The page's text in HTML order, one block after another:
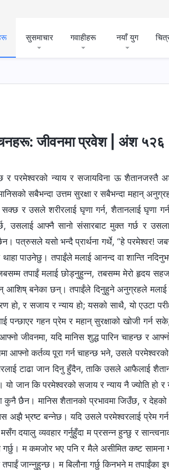
सुसमाचार गवाहीहरू नयाँ युग
जीवनमा प्रवेश | अंश ५२६
परमेश्‍वरको न्याय र सजायविना ऊ शैतानजस्तै
सबैभन्दा उत्तम सुरक्षा र सबैभन्दा महान्
सक्छ र उसले शरीरलाई घृणा गर्न, शैतानलाई घृणा
उसलाई आफ्‍नै सानो संसारबाट मुक्त गर्छ र
पत्रुसले यसो भन्दै प्रार्थना गर्थे, “हे परमेश्‍वर!
पाउनेछु। तपाईंले मलाई आनन्द वा शान्ति
तपाईं मलाई छोड्नुहुन्‍न, तबसम्‍म मेरो हृदय
आशिष्‌ बनेका छन्। तपाईंले दिनुहुने अनुग्रहले
हो, र सजाय र न्याय हो; यसको साथै, यो एउटा
गहन प्रेम र महान् सुरक्षाको खोजी गर्न
जीवनमा, यदि मानिस शुद्ध पारिन चाहन्छ र आफ्‍नो
आफ्‍नो कर्तव्य पूरा गर्न चाहन्छ भने, उसले
टाढा जान दिनु हुँदैन, ताकि उसले आफैलाई
जान कि परमेश्‍वरको सजाय र न्याय नै ज्योति हो र
कुनै छैन। मानिस शैतानको प्रभावमा जिउँछ, र
अझै भ्रष्ट बन्‍नेछ। यदि उसले परमेश्‍वरलाई प्रेम
दयालु व्यवहार गर्नुहुँदा म प्रसन्‍न हुन्छु र
म कमजोर भए पनि र मैले असीमित कष्ट
जान्‍नुहुन्छ। म बिलौना गर्छु किनभने म तपाईंका